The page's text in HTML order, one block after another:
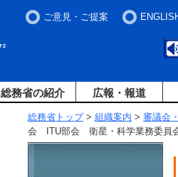
ご意見・ご提案
総務省の紹介 広報・報道
総務省トップ> 組織案内 > 審議会
会 ITU部会 衛星・科学業務委員